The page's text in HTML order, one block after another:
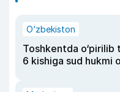
O‘zbekiston
Toshkentda o‘pirilib
6 kishiga sud hukmi